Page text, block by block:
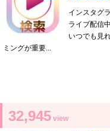
インスタグ
ライブ配信
いつでも見
ミングが重要...
32,945 view